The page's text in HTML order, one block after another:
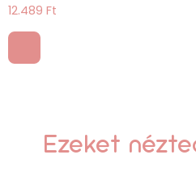
12.489 Ft
Ezeket